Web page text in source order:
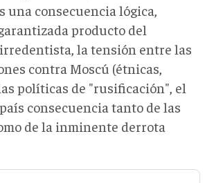
una consecuencia lógica,
producto del
la tensión entre las
contra Moscú (étnicas,
políticas de "rusificación", el
consecuencia tanto de las
de la inminente derrota